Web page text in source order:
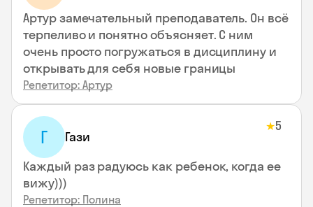
Артур замечательный преподаватель. Он всё
терпеливо и понятно объясняет. С ним
очень просто погружаться в дисциплину и
открывать для себя новые границы
Репетитор: Артур
Г Гази
★5
Каждый раз радуюсь как ребенок, когда ее
вижу)))
Репетитор: Полина